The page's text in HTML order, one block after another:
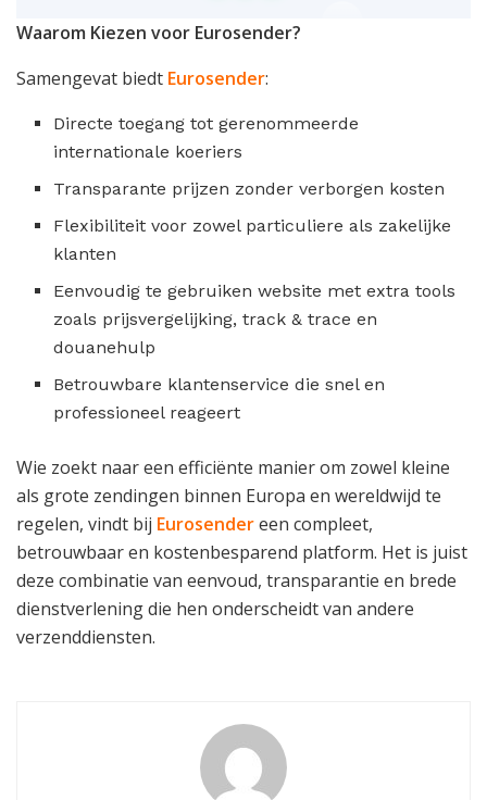
Waarom Kiezen voor Eurosender?
Samengevat biedt Eurosender:
Directe toegang tot gerenommeerde
internationale koeriers
Transparante prijzen zonder verborgen kosten
Flexibiliteit voor zowel particuliere als zakelijke
klanten
Eenvoudig te gebruiken website met extra tools
zoals prijsvergelijking, track & trace en
douanehulp
Betrouwbare klantenservice die snel en
professioneel reageert
Wie zoekt naar een efficiënte manier om zowel kleine
als grote zendingen binnen Europa en wereldwijd te
regelen, vindt bij Eurosendereen compleet,
betrouwbaar en kostenbesparend platform. Het is juist
deze combinatie van eenvoud, transparantie en brede
dienstverlening die hen onderscheidt van andere
verzenddiensten.